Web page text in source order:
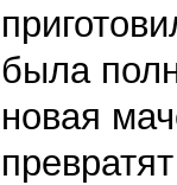
была
новая